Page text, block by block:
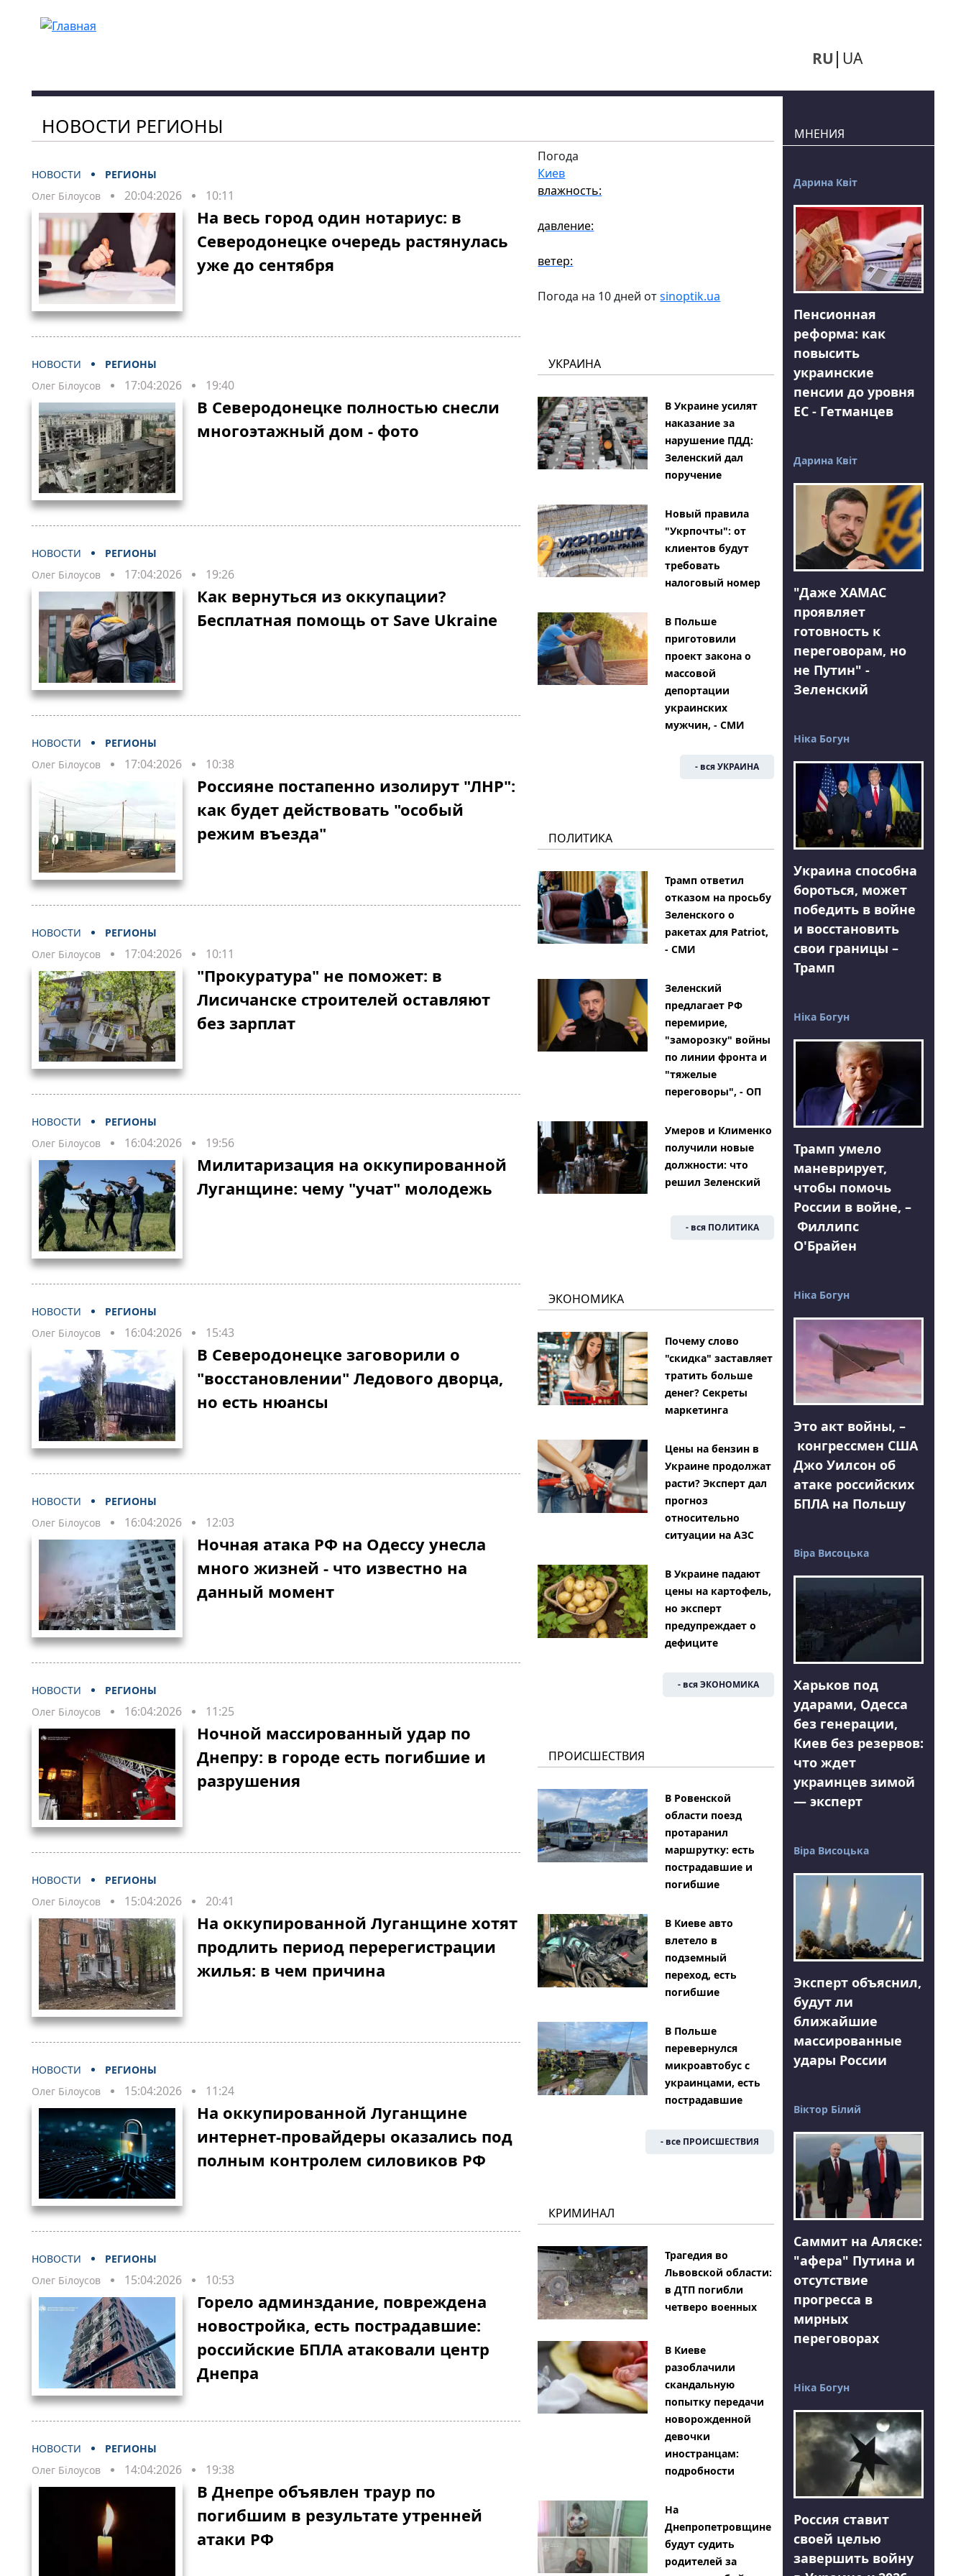
RU UA
НОВОСТИ РЕГИОНЫ
НОВОСТИ
РЕГИОНЫ
Олег Білоусов
20:04:2026 10:11
На весь город один нотариус: в
Северодонецке очередь растянулась
уже до сентября
НОВОСТИ
РЕГИОНЫ
Олег Білоусов
17:04:2026 19:40
В Северодонецке полностью снесли
многоэтажный дом - фото
НОВОСТИ
РЕГИОНЫ
Олег Білоусов
17:04:2026 19:26
Как вернуться из оккупации?
Бесплатная помощь от Save Ukraine
НОВОСТИ
РЕГИОНЫ
Олег Білоусов
17:04:2026 10:38
Россияне постапенно изолирут "ЛНР":
как будет действовать "особый
режим въезда"
НОВОСТИ
РЕГИОНЫ
Олег Білоусов
17:04:2026 10:11
"Прокуратура" не поможет: в
Лисичанске строителей оставляют
без зарплат
НОВОСТИ
РЕГИОНЫ
Олег Білоусов
16:04:2026 19:56
Милитаризация на оккупированной
Луганщине: чему "учат" молодежь
НОВОСТИ
РЕГИОНЫ
Олег Білоусов
16:04:2026 15:43
В Северодонецке заговорили о
"восстановлении" Ледового дворца,
но есть нюансы
НОВОСТИ
РЕГИОНЫ
Олег Білоусов
16:04:2026 12:03
Ночная атака РФ на Одессу унесла
много жизней - что известно на
данный момент
НОВОСТИ
РЕГИОНЫ
Олег Білоусов
16:04:2026 11:25
Ночной массированный удар по
Днепру: в городе есть погибшие и
разрушения
НОВОСТИ
РЕГИОНЫ
Олег Білоусов
15:04:2026 20:41
На оккупированной Луганщине хотят
продлить период перерегистрации
жилья: в чем причина
НОВОСТИ
РЕГИОНЫ
Олег Білоусов
15:04:2026 11:24
На оккупированной Луганщине
интернет-провайдеры оказались под
полным контролем силовиков РФ
НОВОСТИ
РЕГИОНЫ
Олег Білоусов
15:04:2026 10:53
Горело админздание, повреждена
новостройка, есть пострадавшие:
российские БПЛА атаковали центр
Днепра
НОВОСТИ
РЕГИОНЫ
Олег Білоусов
14:04:2026 19:38
В Днепре объявлен траур по
погибшим в результате утренней
атаки РФ
Погода
Киев
влажность:
давление:
ветер:
Погода на 10 дней отsinoptik.ua
УКРАИНА
В Украине усилят
наказание за
нарушение ПДД:
Зеленский дал
поручение
Новый правила
"Укрпочты": от
клиентов будут
требовать
налоговый номер
В Польше
приготовили
проект закона о
массовой
депортации
украинских
мужчин, - СМИ
- вся УКРАИНА
ПОЛИТИКА
Трамп ответил
отказом на просьбу
Зеленского о
ракетах для Patriot,
- СМИ
Зеленский
предлагает РФ
перемирие,
"заморозку" войны
по линии фронта и
"тяжелые
переговоры", - ОП
Умеров и Клименко
получили новые
должности: что
решил Зеленский
- вся ПОЛИТИКА
ЭКОНОМИКА
Почему слово
"скидка" заставляет
тратить больше
денег? Секреты
маркетинга
Цены на бензин в
Украине продолжат
расти? Эксперт дал
прогноз
относительно
ситуации на АЗС
В Украине падают
цены на картофель,
но эксперт
предупреждает о
дефиците
- вся ЭКОНОМИКА
ПРОИСШЕСТВИЯ
В Ровенской
области поезд
протаранил
маршрутку: есть
пострадавшие и
погибшие
В Киеве авто
влетело в
подземный
переход, есть
погибшие
В Польше
перевернулся
микроавтобус с
украинцами, есть
пострадавшие
- все ПРОИСШЕСТВИЯ
КРИМИНАЛ
Трагедия во
Львовской области:
в ДТП погибли
четверо военных
В Киеве
разоблачили
скандальную
попытку передачи
новорожденной
девочки
иностранцам:
подробности
На
Днепропетровщине
будут судить
родителей за
МНЕНИЯ
Дарина Квіт
Пенсионная
реформа: как
повысить
украинские
пенсии до уровня
ЕС - Гетманцев
Дарина Квіт
"Даже ХАМАС
проявляет
готовность к
переговорам, но
не Путин" -
Зеленский
Ніка Богун
Украина способна
бороться, может
победить в войне
и восстановить
свои границы –
Трамп
Ніка Богун
Трамп умело
маневрирует,
чтобы помочь
России в войне, –
Филлипс
О'Брайен
Ніка Богун
Это акт войны, –
конгрессмен США
Джо Уилсон об
атаке российских
БПЛА на Польшу
Віра Висоцька
Харьков под
ударами, Одесса
без генерации,
Киев без резервов:
что ждет
украинцев зимой
— эксперт
Віра Висоцька
Эксперт объяснил,
будут ли
ближайшие
массированные
удары России
Віктор Білий
Саммит на Аляске:
"афера" Путина и
отсутствие
прогресса в
мирных
переговорах
Ніка Богун
Россия ставит
своей целью
завершить войну